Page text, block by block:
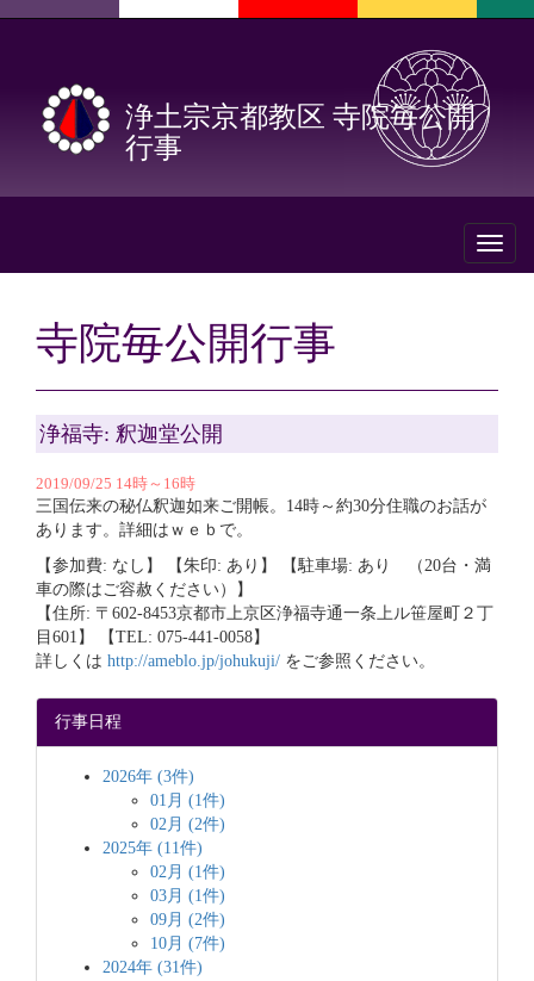
浄土宗京都教区 寺院毎公開
行事
Toggle
寺院毎公開行事
浄福寺: 釈迦堂公開
2019/09/25 14時～16時
三国伝来の秘仏釈迦如来ご開帳。14時～約30分住職のお話が
あります。詳細はｗｅｂで。
【参加費: なし】 【朱印: あり】 【駐車場: あり （20台・満
車の際はご容赦ください）】
【住所: 〒602-8453京都市上京区浄福寺通一条上ル笹屋町２丁
目601】 【TEL: 075-441-0058】
詳しくは http://ameblo.jp/johukuji/ をご参照ください。
行事日程
2026年 (3件)
01月 (1件)
02月 (2件)
2025年 (11件)
02月 (1件)
03月 (1件)
09月 (2件)
10月 (7件)
2024年 (31件)